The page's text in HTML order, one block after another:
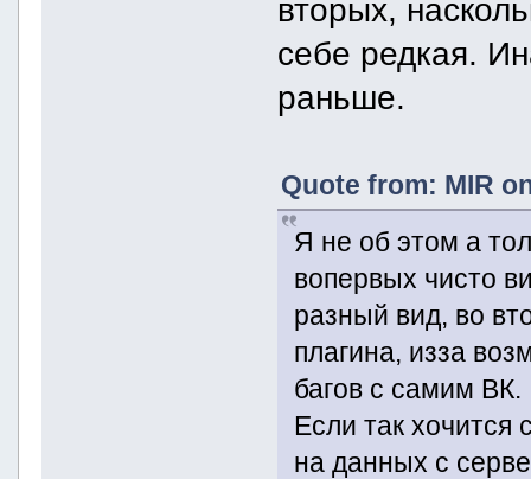
вторых,
себе редкая.
раньше.
Quote from: MIR
Я не об этом а
вопервых чисто
разный вид, во
плагина, изза
багов с самим ВК.
Если так хочится
на данных с